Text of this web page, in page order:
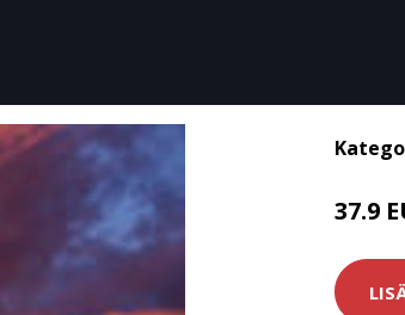
37.9